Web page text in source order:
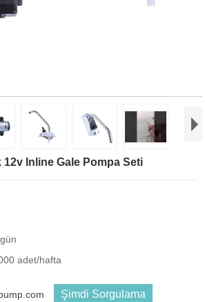
Inline Gale Pompa Seti
adet/hafta
Şimdi Sorgulama